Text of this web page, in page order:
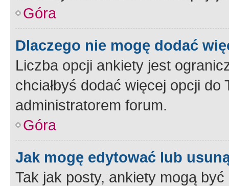
Góra
Dlaczego nie mogę dodać
Liczba opcji ankiety jest
chciałbyś dodać więcej opcji
administratorem forum.
Góra
Jak mogę edytować lub
Tak jak posty, ankiety mogą